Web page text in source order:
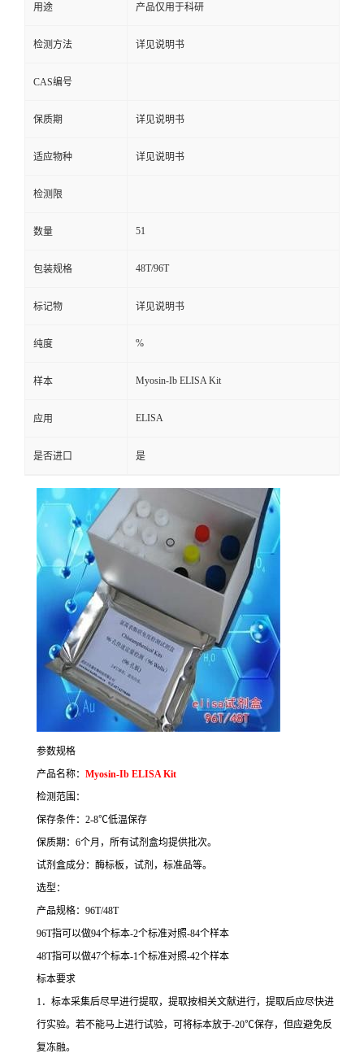
用途 产品仅用于科研
检测方法 详见说明书
CAS编号
保质期 详见说明书
适应物种 详见说明书
检测限
数量 51
包装规格 48T/96T
标记物 详见说明书
纯度 %
样本 Myosin-Ib ELISA Kit
应用 ELISA
是否进口 是
参数规格
产品名称： Myosin-Ib ELISA Kit
检测范围：
保存条件： 2-8℃低温保存
保质期： 6个月，所有试剂盒均提供批次。
试剂盒成分：酶标板，试剂，标准品等。
选型：
产品规格： 96T/48T
96T指可以做94个标本-2个标准对照-84个样本
48T指可以做47个标本-1个标准对照-42个样本
标本要求
1．标本采集后尽早进行提取，提取按相关文献进行，提取后应尽快进
行实验。若不能马上进行试验，可将标本放于-20℃保存，但应避免反
复冻融。